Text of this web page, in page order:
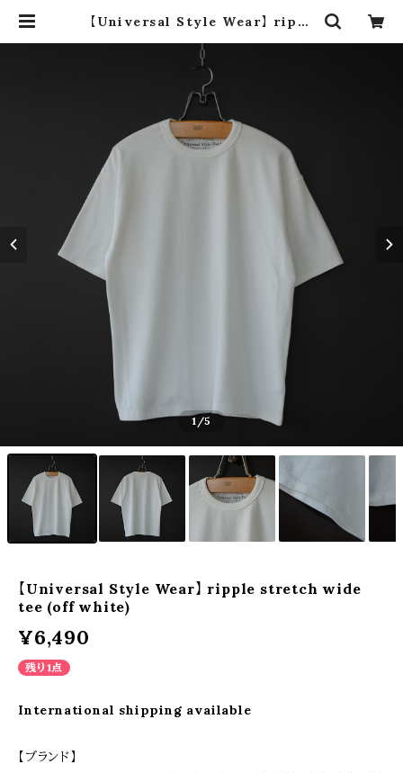
【Universal Style Wear】 rippl
| dros dro
1 /5
【Universal Style Wear】 ripple stretch wide
tee (off white)
¥6,490
残り1点
International shipping available
【ブランド】